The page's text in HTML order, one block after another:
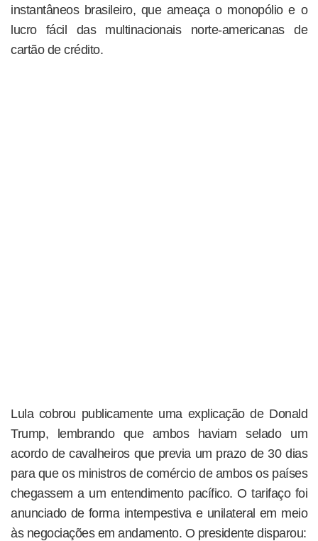
instantâneos brasileiro, que ameaça o monopólio e o
lucro fácil das multinacionais norte-americanas de
cartão de crédito.
Lula cobrou publicamente uma explicação de Donald
Trump, lembrando que ambos haviam selado um
acordo de cavalheiros que previa um prazo de 30 dias
para que os ministros de comércio de ambos os países
chegassem a um entendimento pacífico. O tarifaço foi
anunciado de forma intempestiva e unilateral em meio
às negociações em andamento. O presidente disparou: